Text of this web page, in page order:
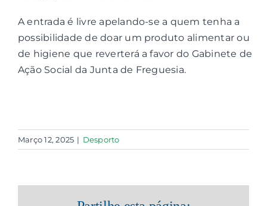
A entrada é livre apelando-se a quem tenha a
possibilidade de doar um produto alimentar ou
de higiene que reverterá a favor do Gabinete de
Ação Social da Junta de Freguesia.
Março 12, 2025 | Desporto